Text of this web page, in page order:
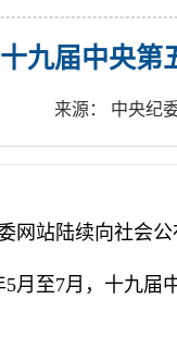
十九届中央第
来源： 中央纪
网站陆续向社会
月至7月，十九